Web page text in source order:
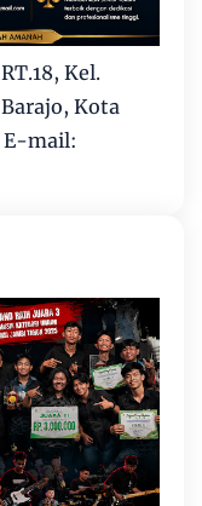
Kel.
Kota
E-mail: